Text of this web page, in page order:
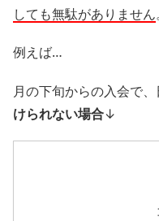
しても無駄がありません。
例えば…
月の下旬からの入会で
けられない場合↓